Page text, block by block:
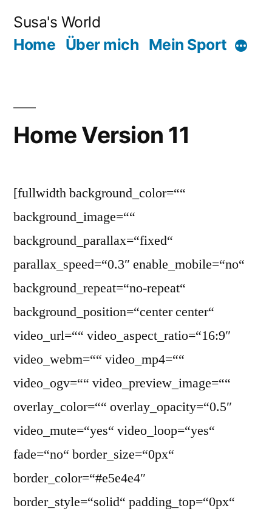
Inhalt
Susa's World
Home Über mich Mein Sport Mehr
Home Version 11
[fullwidth background_color=““
background_image=““
background_parallax=“fixed“
parallax_speed=“0.3″ enable_mobile=“no“
background_repeat=“no-repeat“
background_position=“center center“
video_url=““ video_aspect_ratio=“16:9″
video_webm=““ video_mp4=““
video_ogv=““ video_preview_image=““
overlay_color=““ overlay_opacity=“0.5″
video_mute=“yes“ video_loop=“yes“
fade=“no“ border_size=“0px“
border_color=“#e5e4e4″
border_style=“solid“ padding_top=“0px“